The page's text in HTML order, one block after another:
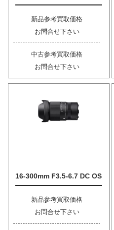
新品参考買取価格
お問合せ下さい
中古参考買取価格
お問合せ下さい
16-300mm F3.5-6.7 DC OS
新品参考買取価格
お問合せ下さい